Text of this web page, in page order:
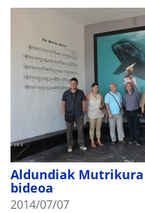
Aldundiak
bideoa
2014/07/07